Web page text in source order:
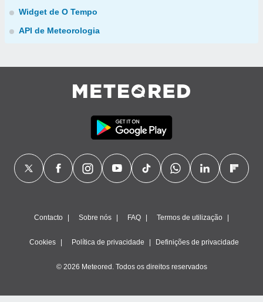
Widget de O Tempo
API de Meteorologia
Contacto Sobre nós FAQ Termos de utilização
Cookies Política de privacidade Definições de privacidade
© 2026 Meteored. Todos os direitos reservados